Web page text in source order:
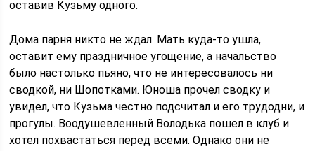
оставив Кузьму одного.
Дома парня никто не ждал. Мать куда-то ушла,
оставит ему праздничное угощение, а начальство
было настолько пьяно, что не интересовалось ни
сводкой, ни Шопотками. Юноша прочел сводку и
увидел, что Кузьма честно подсчитал и его трудодни, и
прогулы. Воодушевленный Володька пошел в клуб и
хотел похвастаться перед всеми. Однако они не